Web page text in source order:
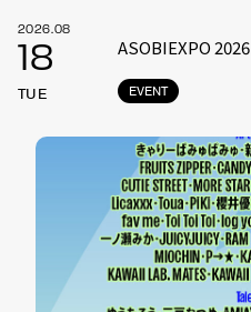
2026.08
18
TUE EVENT
ASOBIEXPO 2026